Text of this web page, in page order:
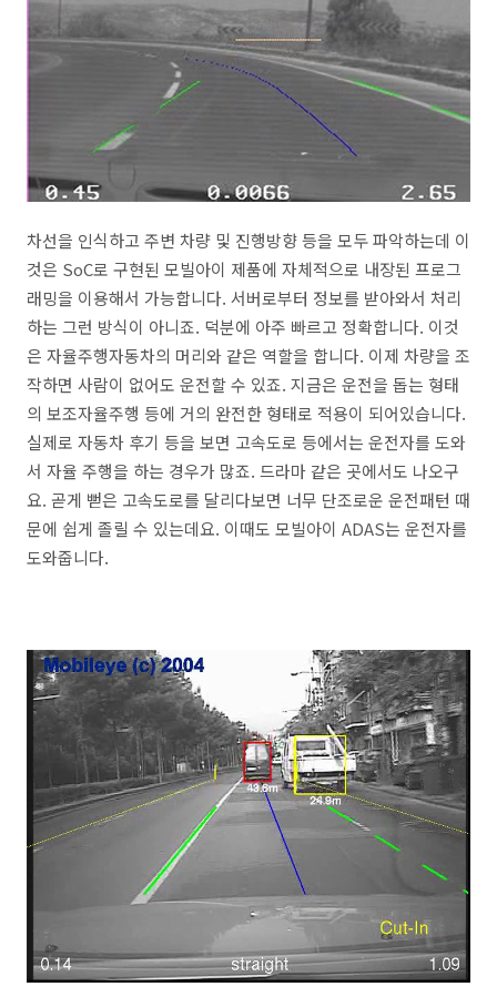
차선을 인식하고 주변 차량 및 진행방향 등을 모두 파악하는데 이
것은 SoC로 구현된 모빌아이 제품에 자체적으로 내장된 프로그
래밍을 이용해서 가능합니다. 서버로부터 정보를 받아와서 처리
하는 그런 방식이 아니죠. 덕분에 아주 빠르고 정확합니다. 이것
은 자율주행자동차의 머리와 같은 역할을 합니다. 이제 차량을 조
작하면 사람이 없어도 운전할 수 있죠. 지금은 운전을 돕는 형태
의 보조자율주행 등에 거의 완전한 형태로 적용이 되어있습니다.
실제로 자동차 후기 등을 보면 고속도로 등에서는 운전자를 도와
서 자율 주행을 하는 경우가 많죠. 드라마 같은 곳에서도 나오구
요. 곧게 뻗은 고속도로를 달리다보면 너무 단조로운 운전패턴 때
문에 쉽게 졸릴 수 있는데요. 이때도 모빌아이 ADAS는 운전자를
도와줍니다.